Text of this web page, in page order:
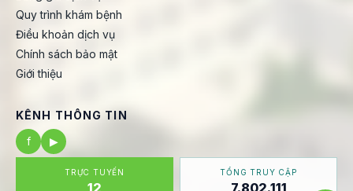
Quy trình khám bệnh
Điều khoản dịch vụ
Chính sách bảo mật
Giới thiệu
KÊNH THÔNG TIN
f
▶
TRỰC TUYẾN
12
TỔNG TRUY CẬP
7.802.111